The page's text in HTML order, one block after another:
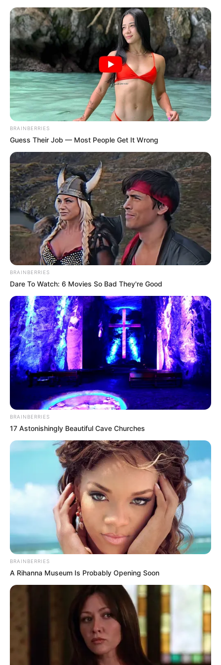
Weikersheim - Schloss mit Barockgarten
Veranstaltungen
«zurück Weikersheim weiter»
Bald ist Hohes Friedensfest (in Augsburg ein Feiertag):
Sonnabend, den 08.08.2026
Die unmittelbar an dieWeikersheimer Altstadt
angrenzende und bis heute zugleich den westlichen
das schönste Schloss der einstigen Herren von
Hohenlohe, sondern es gehört auch zu den am besten
erhaltenen Schlössern in Baden-Württemberg. Das liegt
daran, dass seit Mitte des 18. Jahrhunderts, als die letzten
größeren Veränderungen an den Gebäuden und dem
anschließenden Park vorgenommen wurden, hier die Zeit
stehen geblieben zu sein scheint. Und das gilt nicht nur
für das Schloss selber, sondern auch für die gesamte
unmittelbare Umgebung. Wie seit eh und je fließt zum
Beispiel auch die nur von Wiesen und Bäumen
Berühmt ist das Schloss vor allem wegen seines
barocken Schlossgartens, der zu den schönsten und am
besten erhaltene seiner Art in Deutschland gehört. Er ist
auf seiner gesamten Fläche mit rund 100 Putten und
Skulpturen ausgestattet, besitzt mehrere Brunnen und
Wasserflächen und erhielt in den 1990er Jahren in der
Gesamtgestaltung sein ursprüngliches Aussehen zurück.
Hierbei wurde auch die am südlichen Ende stehende
barocke Orangerie wieder hergestellt.
Das Schloss selber unterscheidet sich hingegen von
vergleichbaren Anlagen, denn es ist deutlich älter. Sein
Renaissancestil bezeichnet. Doch wer genauer
hinschaut, sieht auch, dass die Anlage ursprünglich eine
Burg war, die sogar von einem Wassergraben umgeben
war. Es sind nämlich noch Teile der Burgmauern erhalten
und auch der einst mit Wasser gefüllte Burggraben ist
noch deutlich erkennbar, ebenso wie der später zum
Schlossturm umgebaute Bergfried noch vorhanden ist.
BRAINBERRIES
Guess Their Job — Most People Get It Wrong
BRAINBERRIES
Dare To Watch: 6 Movies So Bad They're Good
BRAINBERRIES
17 Astonishingly Beautiful Cave Churches
BRAINBERRIES
A Rihanna Museum Is Probably Opening Soon